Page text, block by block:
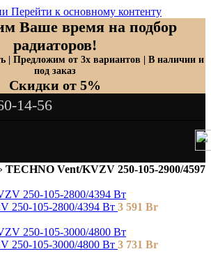
Перейти к основному контенту
Ваше время на подбор
радиаторов!
| Предложим от 3х вариантов | В наличии и
под заказ
Скидки от 5%
14-56
TECHNO Vent/KVZV 250-105-2900/4597
250-105-2800/4394 Вт 3 591 Br
250-105-3000/4800 Вт 3 731 Br